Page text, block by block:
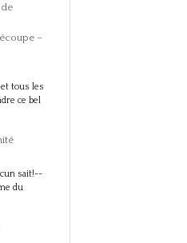
–
tous les
ce bel
sait!--
du